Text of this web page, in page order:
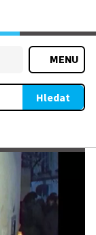
MENU
Hledat